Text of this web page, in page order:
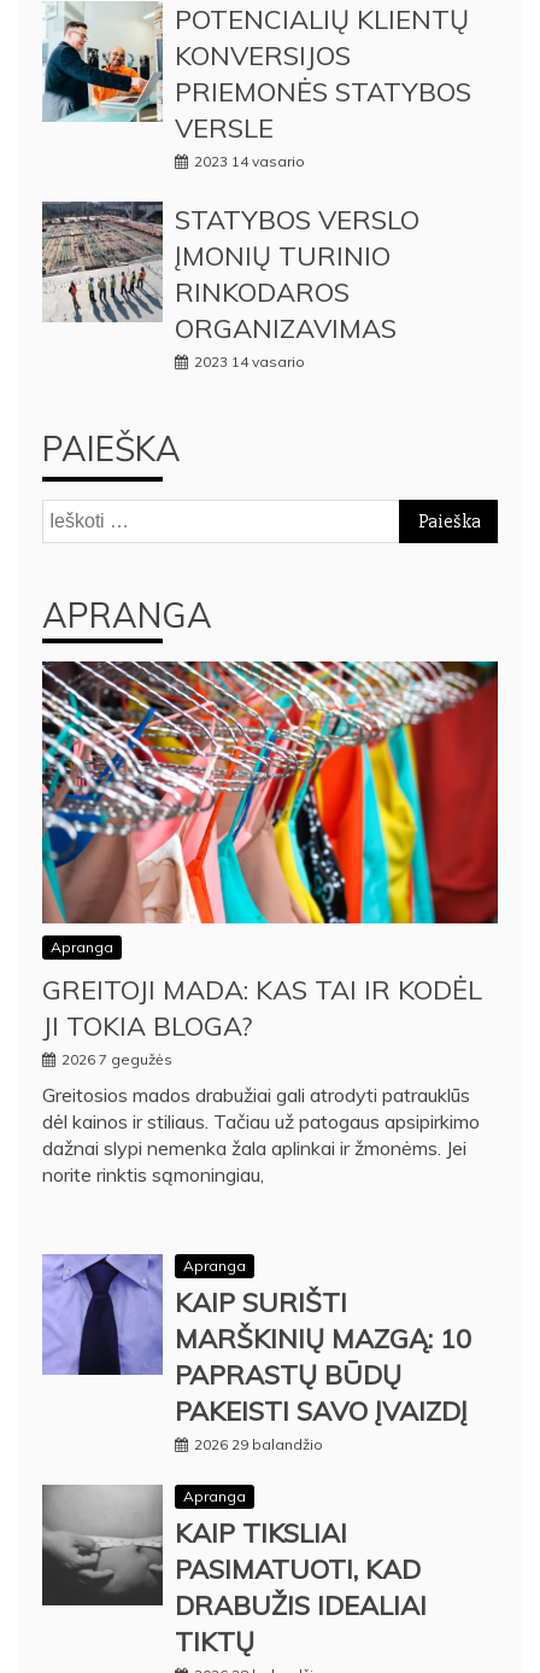
POTENCIALIŲ KLIENTŲ
KONVERSIJOS
PRIEMONĖS STATYBOS
VERSLE
2023 14 vasario
STATYBOS VERSLO
ĮMONIŲ TURINIO
RINKODAROS
ORGANIZAVIMAS
2023 14 vasario
PAIEŠKA
Ieškoti:
APRANGA
Apranga
GREITOJI MADA: KAS TAI IR KODĖL
JI TOKIA BLOGA?
2026 7 gegužės
Greitosios mados drabužiai gali atrodyti patrauklūs
dėl kainos ir stiliaus. Tačiau už patogaus apsipirkimo
dažnai slypi nemenka žala aplinkai ir žmonėms. Jei
norite rinktis sąmoningiau,
Apranga
KAIP SURIŠTI
MARŠKINIŲ MAZGĄ: 10
PAPRASTŲ BŪDŲ
PAKEISTI SAVO ĮVAIZDĮ
2026 29 balandžio
Apranga
KAIP TIKSLIAI
PASIMATUOTI, KAD
DRABUŽIS IDEALIAI
TIKTŲ